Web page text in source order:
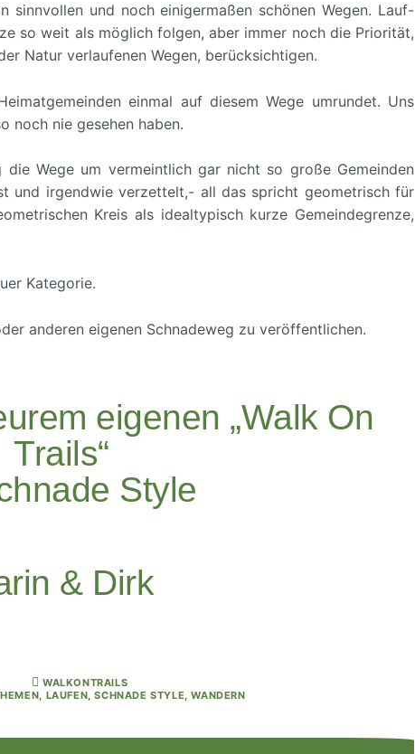
sinnvollen und noch einigermaßen schönen Wegen. Lauf-
so weit als möglich folgen, aber immer noch die Priorität,
Natur verlaufenen Wegen, berücksichtigen.
einmal auf diesem Wege umrundet. Uns
noch nie gesehen haben.
Wege um vermeintlich gar nicht so große Gemeinden
und irgendwie verzettelt,- all das spricht geometrisch für
Kreis als idealtypisch kurze Gemeindegrenze,
Kategorie.
anderen eigenen Schnadeweg zu veröffentlichen.
eigenen „Walk On
Trails“
Style
& Dirk
WALKONTRAILS
, LAUFEN,SCHNADE STYLE,WANDERN